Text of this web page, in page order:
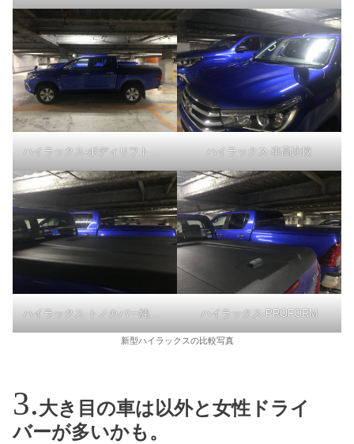
ハイラックス-ボディリフト比較 ハイラックス-車高比較
ハイラックス-トノカバー純正品と比較 ハイラックス-PROFORM
新型ハイラックスの比較写真
大き目の車は以外と女性ドライ
バーが多いかも。